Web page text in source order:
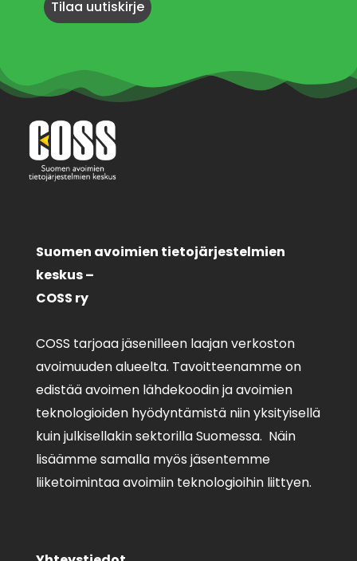
Suomen avoimien tietojärjestelmien
keskus –
COSS ry
COSS tarjoaa jäsenilleen laajan verkoston
avoimuuden alueelta. Tavoitteenamme on
edistää avoimen lähdekoodin ja avoimien
teknologioiden hyödyntämistä niin yksityisellä
kuin julkisellakin sektorilla Suomessa. Näin
lisäämme samalla myös jäsentemme
liiketoimintaa avoimiin teknologioihin liittyen.